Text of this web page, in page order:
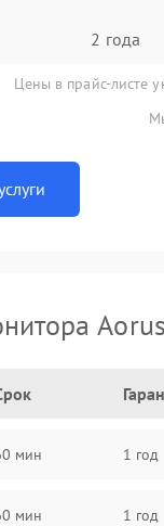
2 года
Цены в прайс-листе
Aorus
мин 1 год
мин 1 год